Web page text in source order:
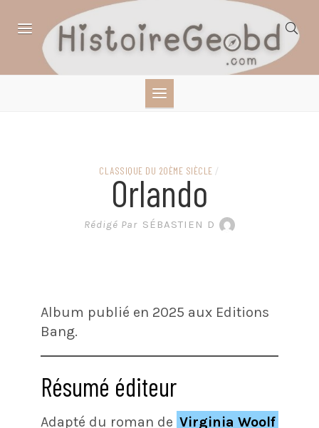
SCIENCES,
LITTÉRATURE EN
BANDE DESSINÉE
CLASSIQUE DU 20ÈME SIÈCLE /
Orlando
Rédigé Par SÉBASTIEN D
Album publié en 2025 aux Editions
Bang.
Résumé éditeur
Adapté du roman de Virginia Woolf